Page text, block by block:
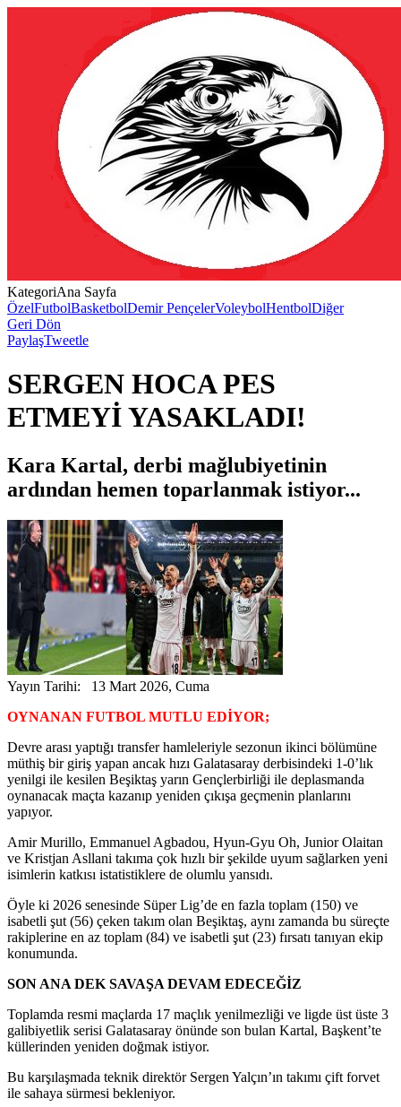
KategoriAna Sayfa
ÖzelFutbolBasketbolDemir PençelerVoleybolHentbolDiğer
Geri Dön
PaylaşTweetle
SERGEN HOCA PES
ETMEYİ YASAKLADI!
Kara Kartal, derbi mağlubiyetinin
ardından hemen toparlanmak istiyor...
Yayın Tarihi: 13 Mart 2026, Cuma
OYNANAN FUTBOL MUTLU EDİYOR;
Devre arası yaptığı transfer hamleleriyle sezonun ikinci bölümüne
müthiş bir giriş yapan ancak hızı Galatasaray derbisindeki 1-0’lık
yenilgi ile kesilen Beşiktaş yarın Gençlerbirliği ile deplasmanda
oynanacak maçta kazanıp yeniden çıkışa geçmenin planlarını
yapıyor.
Amir Murillo, Emmanuel Agbadou, Hyun-Gyu Oh, Junior Olaitan
ve Kristjan Asllani takıma çok hızlı bir şekilde uyum sağlarken yeni
isimlerin katkısı istatistiklere de olumlu yansıdı.
Öyle ki 2026 senesinde Süper Lig’de en fazla toplam (150) ve
isabetli şut (56) çeken takım olan Beşiktaş, aynı zamanda bu süreçte
rakiplerine en az toplam (84) ve isabetli şut (23) fırsatı tanıyan ekip
konumunda.
SON ANA DEK SAVAŞA DEVAM EDECEĞİZ
Toplamda resmi maçlarda 17 maçlık yenilmezliği ve ligde üst üste 3
galibiyetlik serisi Galatasaray önünde son bulan Kartal, Başkent’te
küllerinden yeniden doğmak istiyor.
Bu karşılaşmada teknik direktör Sergen Yalçın’ın takımı çift forvet
ile sahaya sürmesi bekleniyor.